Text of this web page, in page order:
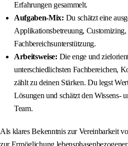
Erfahrungen gesammelt.
Aufgaben-Mix: Du schätzt eine
Applikationsbetreuung,
Fachbereichsunterstützung.
Arbeitsweise: Die enge und
unterschiedlichsten Fachbereichen,
zählt zu deinen Stärken. Du legst
Lösungen und schätzt den Wissens-
Team.
Als klares Bekenntnis zur Vereinbarkeit